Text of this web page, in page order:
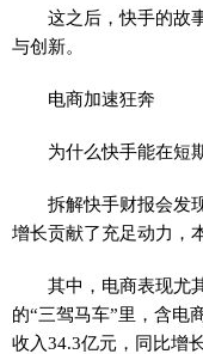
这之后，快手的故
与创新。
电商加速狂奔
为什么快手能在短
拆解快手财报会发
增长贡献了充足动力，
其中，电商表现尤
的“三驾马车”里，含电
收入34.3亿元，同比增